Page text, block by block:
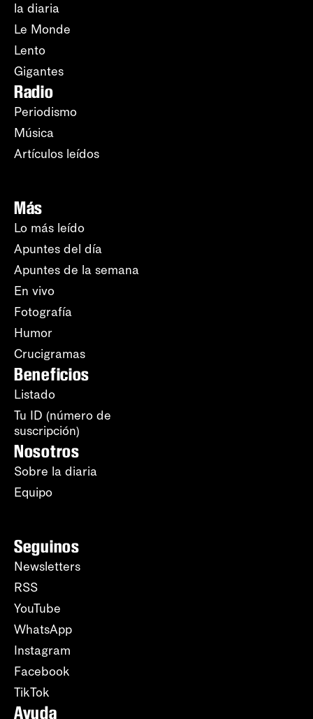
la diaria
Le Monde
Lento
Gigantes
Radio
Periodismo
Música
Artículos leídos
Más
Lo más leído
Apuntes del día
Apuntes de la semana
En vivo
Fotografía
Humor
Crucigramas
Beneficios
Listado
Tu ID (número de
suscripción)
Nosotros
Sobre la diaria
Equipo
Seguinos
Newsletters
RSS
YouTube
WhatsApp
Instagram
Facebook
TikTok
Ayuda